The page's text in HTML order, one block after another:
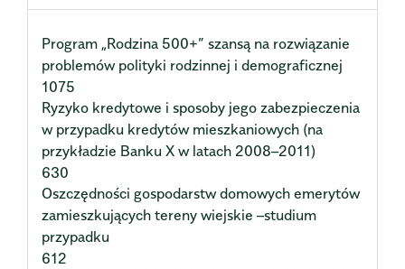
Program „Rodzina 500+” szansą na rozwiązanie
problemów polityki rodzinnej i demograficznej
1075
Ryzyko kredytowe i sposoby jego zabezpieczenia
w przypadku kredytów mieszkaniowych (na
przykładzie Banku X w latach 2008–2011)
630
Oszczędności gospodarstw domowych emerytów
zamieszkujących tereny wiejskie –studium
przypadku
612